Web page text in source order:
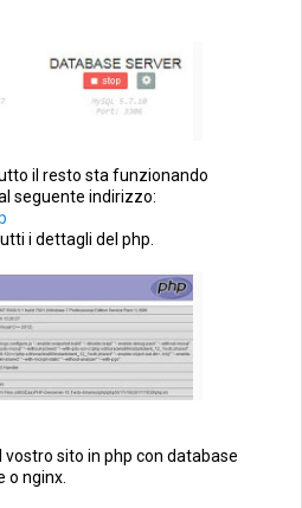
il resto sta funzionando
seguente indirizzo:
i dettagli del php.
sito in php con database
o nginx.